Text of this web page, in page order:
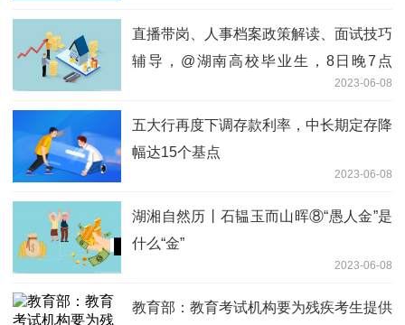
直播带岗、人事档案政策解读、面试技巧
辅导，@湖南高校毕业生，8日晚7点
30“就业在线”与你“有约”_世界最新2023-06-08
五大行再度下调存款利率，中长期定存降
幅达15个基点
2023-06-08
湖湘自然历丨石韫玉而山晖⑧“愚人金”是
什么“金”
2023-06-08
教育部：教育考试机构要为残疾考生提供